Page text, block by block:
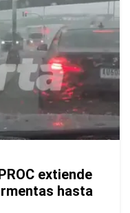
extiende
hasta